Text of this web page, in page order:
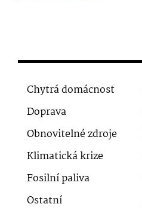
Chytrá domácnost
Doprava
Obnovitelné zdroje
Klimatická krize
Fosilní paliva
Ostatní